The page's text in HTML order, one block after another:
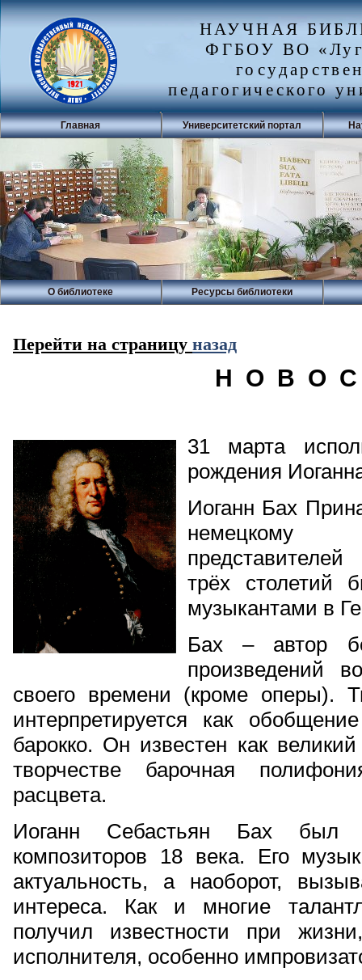
НАУЧНАЯ
ФГБОУ ВО
педагогического
Главная Университетский портал
О библиотеке Ресурсы библиотеки
Перейти на страницу назад
Н О В О
31 марта
рождения
Иоганн Бах
немецкому
трёх столетий
музыкантами в
Бах – автор
произведений
своего времени (кроме оперы).
интерпретируется как
барокко. Он известен как
творчестве барочная
расцвета.
Иоганн Себастьян Бах был
композиторов 18 века. Его
актуальность, а наоборот,
интереса. Как и многие
получил известности при
исполнителя, особенно